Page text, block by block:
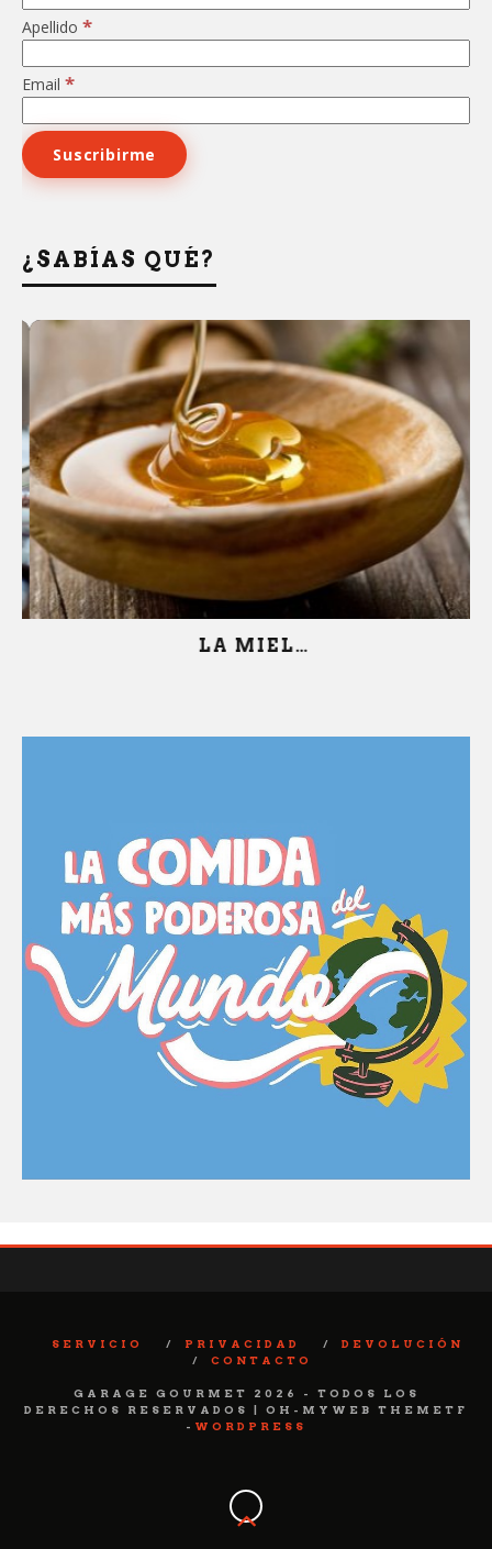
Apellido *
Email *
¿SABÍAS QUÉ?
LA MIEL…
SERVICIO PRIVACIDAD
DEVOLUCIÓN
CONTACTO
GARAGE GOURMET 2026 - TODOS LOS
DERECHOS RESERVADOS | OH-MYWEB THEMETF
- WORDPRESS